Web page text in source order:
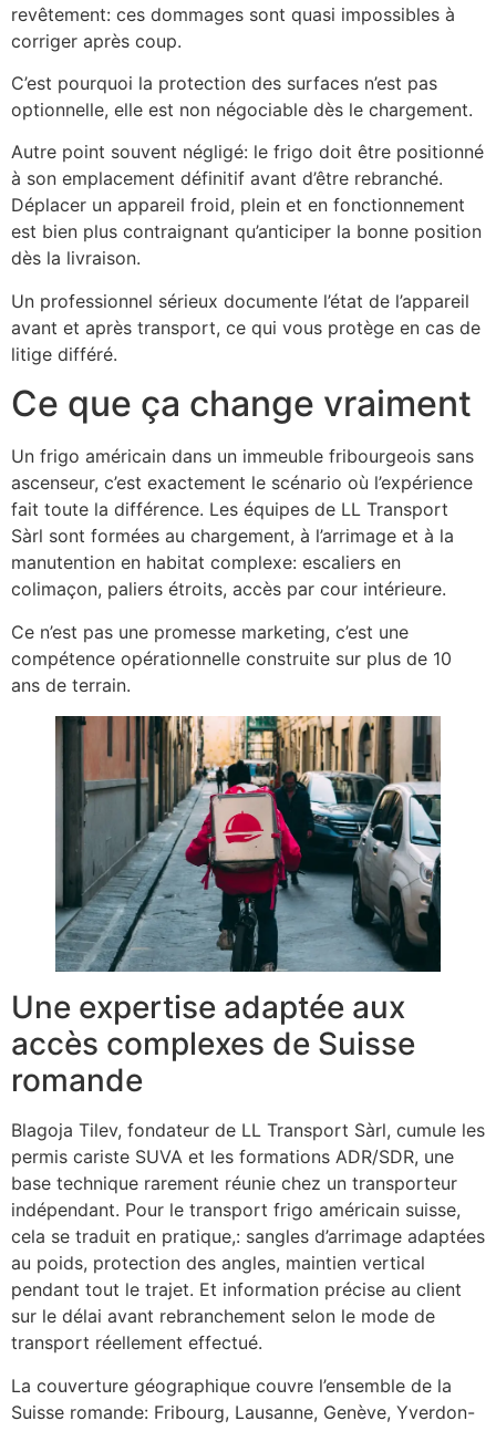
revêtement: ces dommages sont quasi impossibles à
corriger après coup.
C’est pourquoi la protection des surfaces n’est pas
optionnelle, elle est non négociable dès le chargement.
Autre point souvent négligé: le frigo doit être positionné
à son emplacement définitif avant d’être rebranché.
Déplacer un appareil froid, plein et en fonctionnement
est bien plus contraignant qu’anticiper la bonne position
dès la livraison.
Un professionnel sérieux documente l’état de l’appareil
avant et après transport, ce qui vous protège en cas de
litige différé.
Ce que ça change vraiment
Un frigo américain dans un immeuble fribourgeois sans
ascenseur, c’est exactement le scénario où l’expérience
fait toute la différence. Les équipes de LL Transport
Sàrl sont formées au chargement, à l’arrimage et à la
manutention en habitat complexe: escaliers en
colimaçon, paliers étroits, accès par cour intérieure.
Ce n’est pas une promesse marketing, c’est une
compétence opérationnelle construite sur plus de 10
ans de terrain.
Une expertise adaptée aux
accès complexes de Suisse
romande
Blagoja Tilev, fondateur de LL Transport Sàrl, cumule les
permis cariste SUVA et les formations ADR/SDR, une
base technique rarement réunie chez un transporteur
indépendant. Pour le transport frigo américain suisse,
cela se traduit en pratique,: sangles d’arrimage adaptées
au poids, protection des angles, maintien vertical
pendant tout le trajet. Et information précise au client
sur le délai avant rebranchement selon le mode de
transport réellement effectué.
La couverture géographique couvre l’ensemble de la
Suisse romande: Fribourg, Lausanne, Genève, Yverdon-